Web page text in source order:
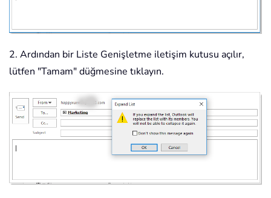
2. Ardından bir Liste Genişletme iletişim kutusu açılır,
lütfen "Tamam" düğmesine tıklayın.